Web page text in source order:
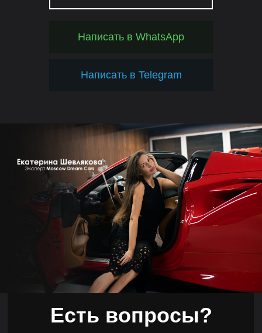
Написать в WhatsApp
Написать в Telegram
Есть вопросы?